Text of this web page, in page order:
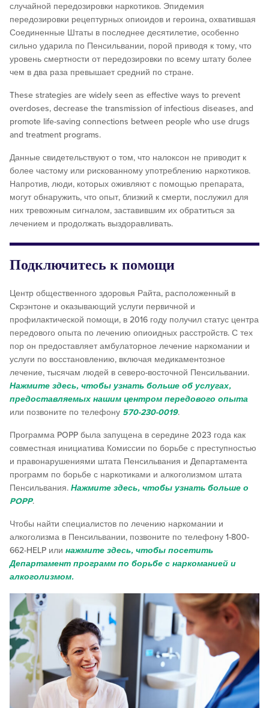
случайной передозировки наркотиков. Эпидемия
передозировки рецептурных опиоидов и героина, охватившая
Соединенные Штаты в последнее десятилетие, особенно
сильно ударила по Пенсильвании, порой приводя к тому, что
уровень смертности от передозировки по всему штату более
чем в два раза превышает средний по стране.
These strategies are widely seen as effective ways to prevent
overdoses, decrease the transmission of infectious diseases, and
promote life-saving connections between people who use drugs
and treatment programs.
Данные свидетельствуют о том, что налоксон не приводит к
более частому или рискованному употреблению наркотиков.
Напротив, люди, которых оживляют с помощью препарата,
могут обнаружить, что опыт, близкий к смерти, послужил для
них тревожным сигналом, заставившим их обратиться за
лечением и продолжать выздоравливать.
Подключитесь к помощи
Центр общественного здоровья Райта, расположенный в
Скрэнтоне и оказывающий услуги первичной и
профилактической помощи, в 2016 году получил статус центра
передового опыта по лечению опиоидных расстройств. С тех
пор он предоставляет амбулаторное лечение наркомании и
услуги по восстановлению, включая медикаментозное
лечение, тысячам людей в северо-восточной Пенсильвании.
Нажмите здесь, чтобы узнать больше об услугах,
предоставляемых нашим центром передового опыта
или позвоните по телефону 570-230-0019.
Программа POPP была запущена в середине 2023 года как
совместная инициатива Комиссии по борьбе с преступностью
и правонарушениями штата Пенсильвания и Департамента
программ по борьбе с наркотиками и алкоголизмом штата
Пенсильвания. Нажмите здесь, чтобы узнать больше о
POPP.
Чтобы найти специалистов по лечению наркомании и
алкоголизма в Пенсильвании, позвоните по телефону 1-800-
662-HELP или нажмите здесь, чтобы посетить
Департамент программ по борьбе с наркоманией и
алкоголизмом.